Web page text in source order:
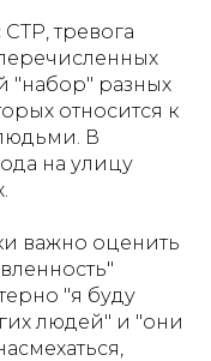
тревога
"набор" разных
относится к
В
на улицу
важно оценить
"я буду
людей" и "они